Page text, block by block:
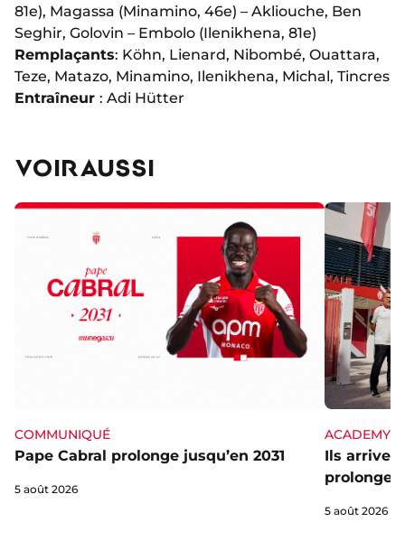
81e), Magassa (Minamino, 46e) – Akliouche, Ben
Seghir, Golovin – Embolo (Ilenikhena, 81e)
Remplaçants: Köhn, Lienard, Nibombé, Ouattara,
Teze, Matazo, Minamino, Ilenikhena, Michal, Tincres
Entraîneur : Adi Hütter
VOIR AUSSI
COMMUNIQUÉ
Pape Cabral prolonge jusqu’en 2031
5 août 2026
ACADEMY
Ils
5 août 2026